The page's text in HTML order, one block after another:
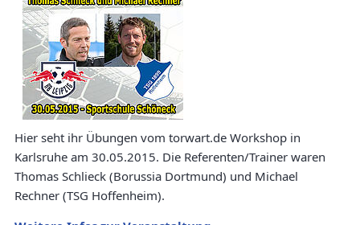
Hier seht ihr Übungen vom torwart.de Workshop in
Karlsruhe am 30.05.2015. Die Referenten/Trainer waren
Thomas Schlieck (Borussia Dortmund) und Michael
Rechner (TSG Hoffenheim).